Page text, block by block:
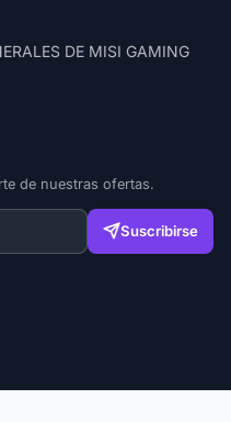
DE MISI GAMING
de nuestras ofertas.
Suscribirse